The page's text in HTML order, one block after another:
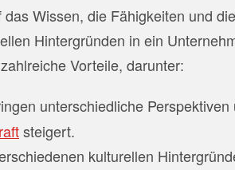
Wissen, die Fähigkeiten und
Hintergründen in ein
Vorteile, darunter:
unterschiedliche
steigert.
kulturellen